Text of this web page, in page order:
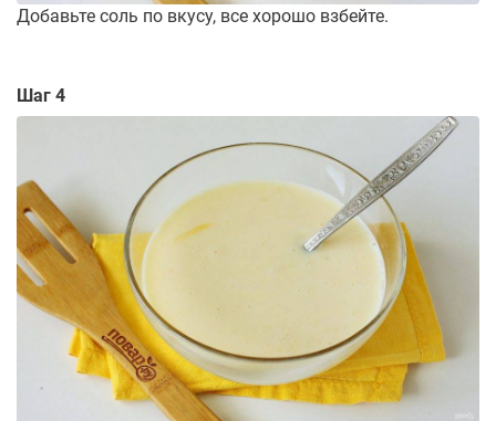
Добавьте соль по вкусу, все хорошо взбейте.
Шаг 4